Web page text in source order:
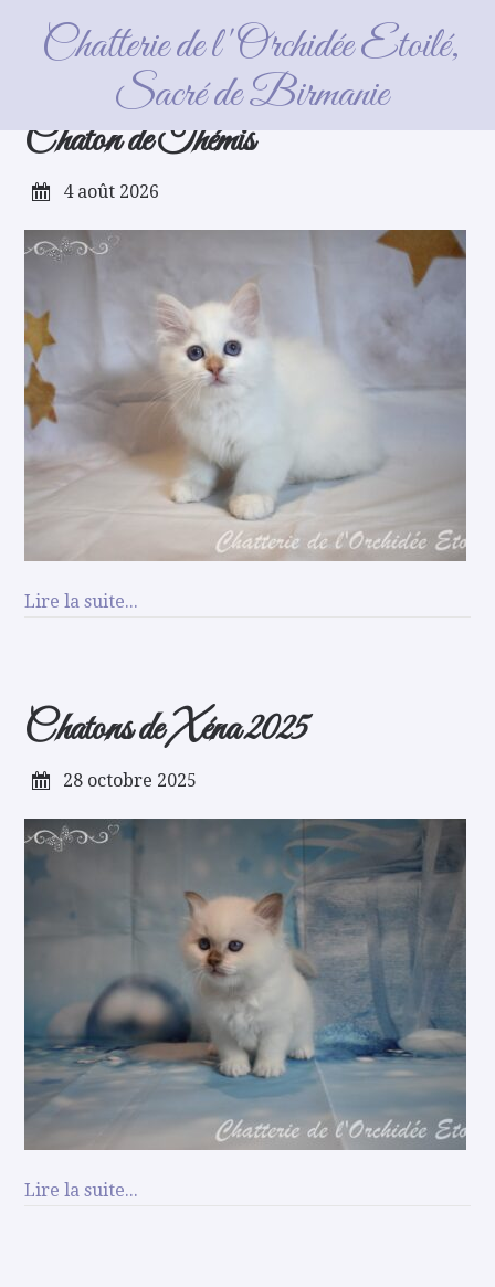
Chatterie de l'Orchidée Etoilé,
Sacré de Birmanie
Vous êtes ici :Accueil / Archives for Karine
Chaton de Thémis
4 août 2026
Lire la suite...
Chatons de Xéna 2025
28 octobre 2025
Lire la suite...